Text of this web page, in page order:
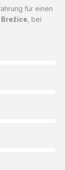
für einen
, bei